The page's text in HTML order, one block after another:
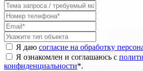
Я даю согласие на обработку
Я ознакомлен и соглашаюсь с
конфиденциальности*.